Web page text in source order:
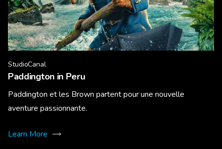
StudioCanal
Paddington in Peru
Paddington et les Brown partent pour une nouvelle
aventure passionnante.
Learn More